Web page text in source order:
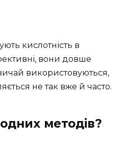
кислотність в
вони довше
використовуються,
не так вже й часто.
методів?